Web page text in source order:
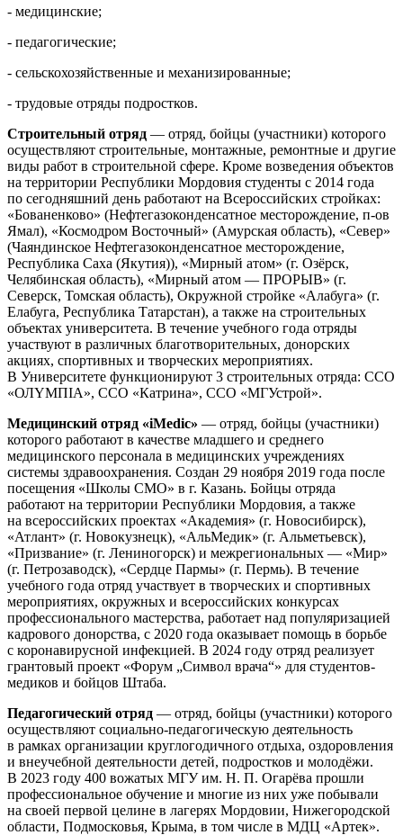
- медицинские;
- педагогические;
- сельскохозяйственные и механизированные;
- трудовые отряды подростков.
Строительный отряд — отряд, бойцы (участники) которого
осуществляют строительные, монтажные, ремонтные и другие
виды работ в строительной сфере. Кроме возведения объектов
на территории Республики Мордовия студенты с 2014 года
по сегодняшний день работают на Всероссийских стройках:
«Бованенково» (Нефтегазоконденсатное месторождение, п-ов
Ямал), «Космодром Восточный» (Амурская область), «Север»
(Чаяндинское Нефтегазоконденсатное месторождение,
Республика Саха (Якутия)), «Мирный атом» (г. Озёрск,
Челябинская область), «Мирный атом — ПРОРЫВ» (г.
Северск, Томская область), Окружной стройке «Алабуга» (г.
Елабуга, Республика Татарстан), а также на строительных
объектах университета. В течение учебного года отряды
участвуют в различных благотворительных, донорских
акциях, спортивных и творческих мероприятиях.
В Университете функционируют 3 строительных отряда: ССО
«ОЛYМПIA», ССО «Катрина», ССО «МГУстрой».
Медицинский отряд «iMedic» — отряд, бойцы (участники)
которого работают в качестве младшего и среднего
медицинского персонала в медицинских учреждениях
системы здравоохранения. Создан 29 ноября 2019 года после
посещения «Школы СМО» в г. Казань. Бойцы отряда
работают на территории Республики Мордовия, а также
на всероссийских проектах «Академия» (г. Новосибирск),
«Атлант» (г. Новокузнецк), «АльМедик» (г. Альметьевск),
«Призвание» (г. Лениногорск) и межрегиональных — «Мир»
(г. Петрозаводск), «Сердце Пармы» (г. Пермь). В течение
учебного года отряд участвует в творческих и спортивных
мероприятиях, окружных и всероссийских конкурсах
профессионального мастерства, работает над популяризацией
кадрового донорства, с 2020 года оказывает помощь в борьбе
с коронавирусной инфекцией. В 2024 году отряд реализует
грантовый проект «Форум „Символ врача“» для студентов-
медиков и бойцов Штаба.
Педагогический отряд — отряд, бойцы (участники) которого
осуществляют социально-педагогическую деятельность
в рамках организации круглогодичного отдыха, оздоровления
и внеучебной деятельности детей, подростков и молодёжи.
В 2023 году 400 вожатых МГУ им. Н. П. Огарёва прошли
профессиональное обучение и многие из них уже побывали
на своей первой целине в лагерях Мордовии, Нижегородской
области, Подмосковья, Крыма, в том числе в МДЦ «Артек».